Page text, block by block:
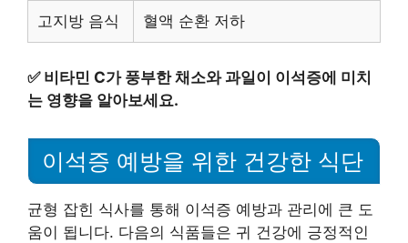
고지방 음식 혈액 순환 저하
✅ 비타민 C가 풍부한 채소와 과일이 이석증에 미치
는 영향을 알아보세요.
이석증 예방을 위한 건강한 식단
균형 잡힌 식사를 통해 이석증 예방과 관리에 큰 도
움이 됩니다. 다음의 식품들은 귀 건강에 긍정적인